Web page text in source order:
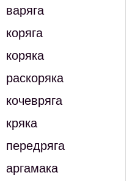
варяга
коряга
коряка
раскоряка
кочевряга
кряка
передряга
аргамака